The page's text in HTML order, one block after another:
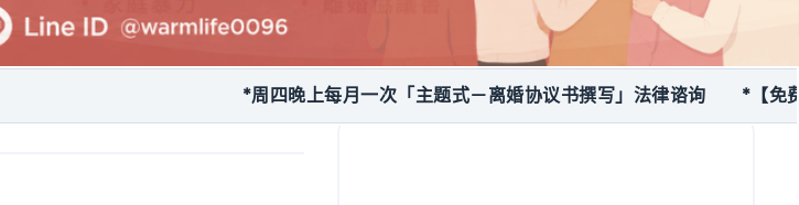
*周四晚上每月一次「主题式－离婚协议书撰写」法律谘询 *【免费服务